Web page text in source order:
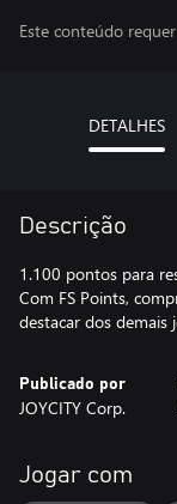
Este conteúdo
DETALHES
Descrição
1.100 pontos para
Com FS Points,
destacar dos demais
Publicado por
JOYCITY Corp.
Jogar com